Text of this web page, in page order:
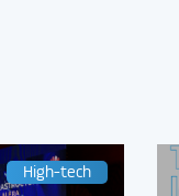
High-tech